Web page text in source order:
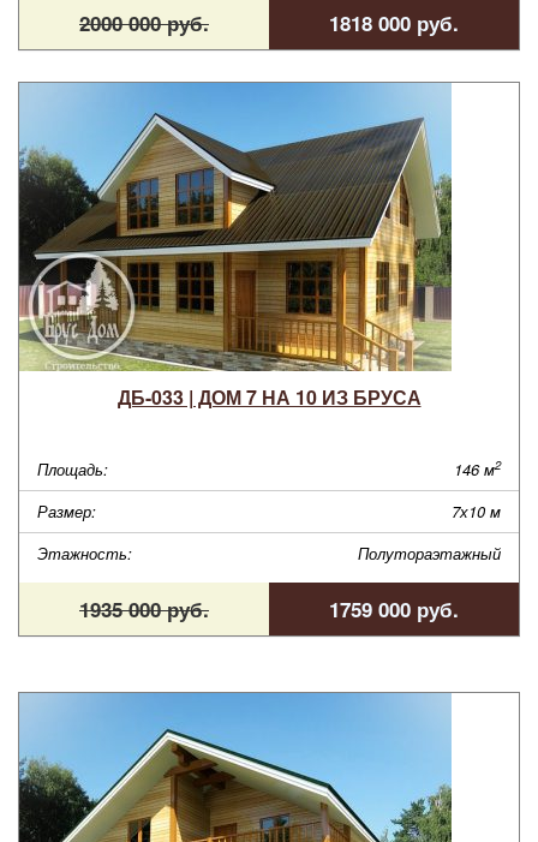
2000 000 руб. 1818 000 руб.
ДБ-033 | ДОМ 7 НА 10 ИЗ БРУСА
Площадь: 146 м2
Размер:
7х10 м
Этажность:
Полутораэтажный
1935 000 руб. 1759 000 руб.